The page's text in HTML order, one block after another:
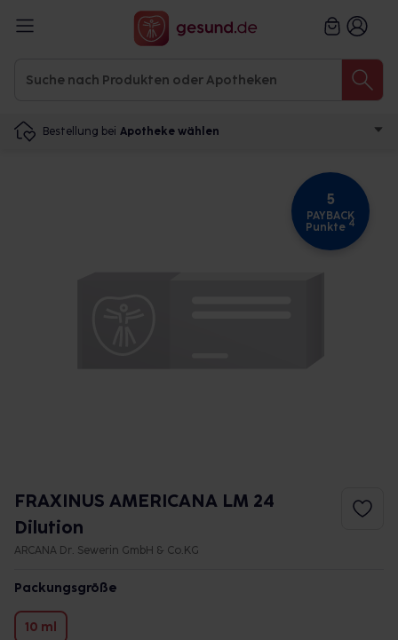
Bestellung bei Apotheke wählen
5
PAYBACK
Punkte 4
FRAXINUS AMERICANA LM 24
Dilution
ARCANA Dr. Sewerin GmbH & Co.KG
Packungsgröße
10 ml